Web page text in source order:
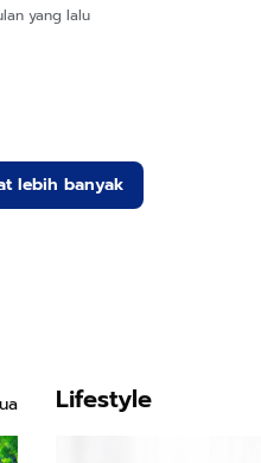
yang lalu
lebih banyak
Lifestyle